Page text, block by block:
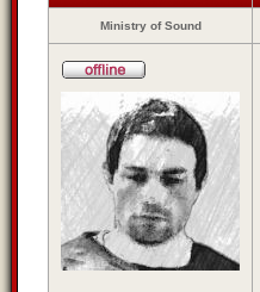
Ministry of Sound